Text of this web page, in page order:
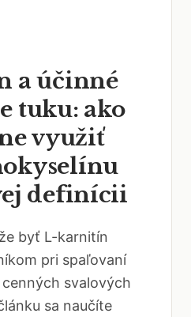
a účinné
tuku: ako
využiť
definícii
byť L-karnitín
pri spaľovaní
svalových
sa naučíte